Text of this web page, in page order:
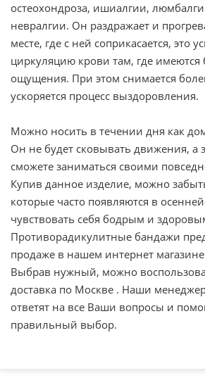
остеохондроза, ишиалгии,
невралгии. Он раздражает и
месте, где с ней соприкасается, это
циркуляцию крови там, где
ощущения. При этом снимается
ускоряется процесс выздоровления.
Можно носить в течении дня как
Он не будет сковывать движения, а
сможете заниматься своими
Купив данное изделие, можно
которые часто появляются в
чувствовать себя бодрым и
Противорадикулитные бандажи
продаже в нашем интернет
Выбрав нужный, можно
доставка по Москве . Наши
ответят на все Ваши вопросы и
правильный выбор.